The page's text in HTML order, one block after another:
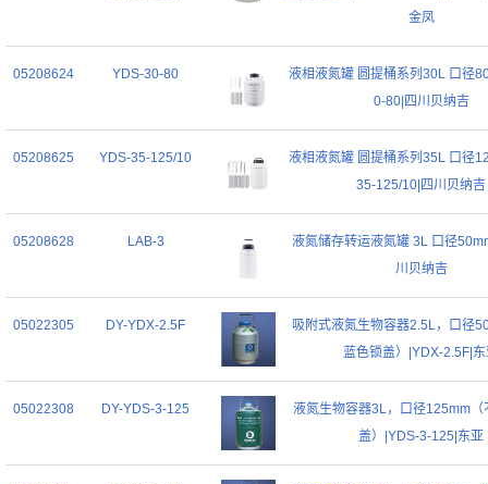
金凤
05208624 YDS-30-80
液相液氮罐 圆提桶系列30L 口径
0-80|四川贝纳吉
05208625 YDS-35-125/10
液相液氮罐 圆提桶系列35L 口径
35-125/10|四川贝纳吉
05208628 LAB-3
液氮储存转运液氮罐 3L 口径
川贝纳吉
05022305 DY-YDX-2.5F
吸附式液氮生物容器2.5L，口径
蓝色锁盖）|YDX-2.5F|
05022308 DY-YDS-3-125
液氮生物容器3L，口径125mm（
盖）|YDS-3-125|东亚